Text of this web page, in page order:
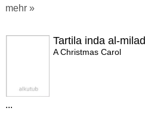
mehr »
Tartila inda al-milad
A Christmas Carol
...